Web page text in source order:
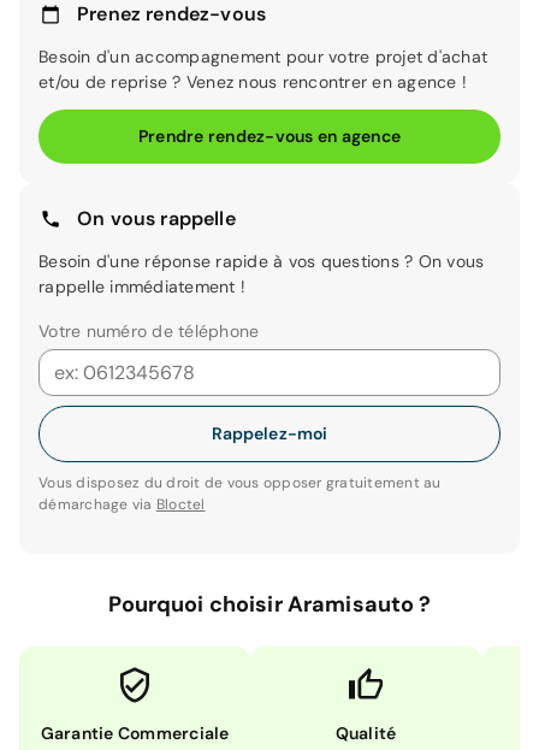
Prenez rendez-vous
Besoin d'un accompagnement pour votre projet d'achat
et/ou de reprise ? Venez nous rencontrer en agence !
Prendre rendez-vous en agence
On vous rappelle
Besoin d'une réponse rapide à vos questions ? On vous
rappelle immédiatement !
Votre numéro de téléphone
Rappelez-moi
Vous disposez du droit de vous opposer gratuitement au
démarchage via Bloctel
Pourquoi choisir Aramisauto ?
Garantie Commerciale Qualité